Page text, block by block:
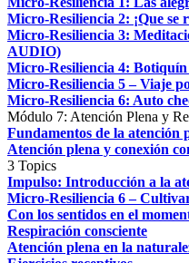
Micro-Resiliencia 2: ¡Que se
Micro-Resiliencia 3:
AUDIO)
Micro-Resiliencia 4:
Micro-Resiliencia 5 – Viaje
Micro-Resiliencia 6: Auto
Módulo 7: Atención Plena y
Fundamentos de la atención
Atención plena y conexión
3 Topics
Impulso: Introducción a la
Micro-Resiliencia 6 –
Con los sentidos en el
Respiración consciente
Atención plena en la